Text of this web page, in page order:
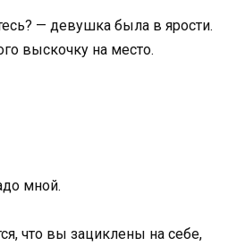
— девушка была в ярости.
выскочку на место.
мной.
что вы зациклены на себе,